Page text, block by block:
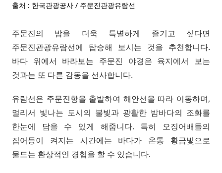
출처 : 한국관광공사 / 주문진관광유람선
주문진의 밤을 더욱 특별하게 즐기고 싶다면
주문진관광유람선에 탑승해 보시는 것을 추천합니다.
바다 위에서 바라보는 주문진 야경은 육지에서 보는
것과는 또 다른 감동을 선사합니다.
유람선은 주문진항을 출발하여 해안선을 따라 이동하며,
멀리서 빛나는 도시의 불빛과 광활한 밤바다의 조화를
한눈에 담을 수 있게 해줍니다. 특히 오징어배들의
집어등이 켜지는 시간에는 바다가 온통 황금빛으로
물드는 환상적인 경험을 할 수 있습니다.